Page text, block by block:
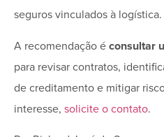
seguros vinculados à logística.
A recomendação é consultar
para revisar contratos,
de creditamento e mitigar
interesse, solicite o contato.